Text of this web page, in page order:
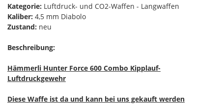
Kategorie: Luftdruck- und CO2-Waffen - Langwaffen
Kaliber: 4,5 mm Diabolo
Zustand: neu
Beschreibung:
Hämmerli Hunter Force 600 Combo Kipplauf-
Luftdruckgewehr
Diese Waffe ist da und kann bei uns gekauft werden